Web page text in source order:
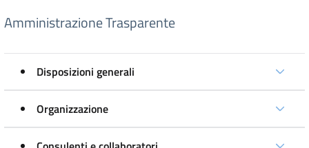
Amministrazione Trasparente
Disposizioni generali
Organizzazione